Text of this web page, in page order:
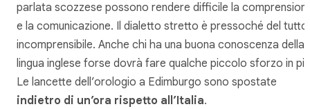
parlata scozzese possono rendere difficile la
e la comunicazione. Il dialetto stretto è pressoché del tutto
incomprensibile. Anche chi ha una buona conoscenza della
lingua inglese forse dovrà fare qualche piccolo sforzo in
Le lancette dell’orologio a Edimburgo sono spostate
indietro di un’ora rispetto all’Italia.